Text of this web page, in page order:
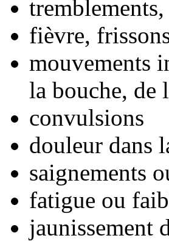
tremblements,
fièvre,
mouvements
la bouche, de
convulsions
douleur dans
saignements
fatigue ou
jaunissement